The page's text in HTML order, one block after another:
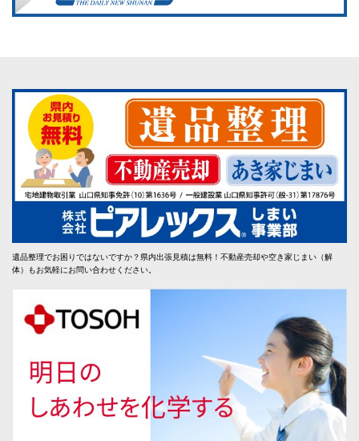
遺品整理でお困りではないですか？県内出張見積は無料！不動産売却や空き家じまい（解
体）もお気軽にお問い合わせください。